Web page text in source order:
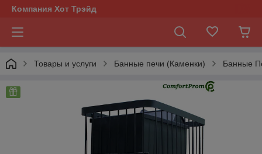
Компания Хот Трэйд
Товары и услуги Банные печи (Каменки) Банные